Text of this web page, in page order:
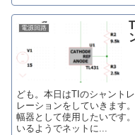
電源回路
ども。本日はTIのシャント
レーションをしていきます
幅器として使用したいです
いるようでネットに...